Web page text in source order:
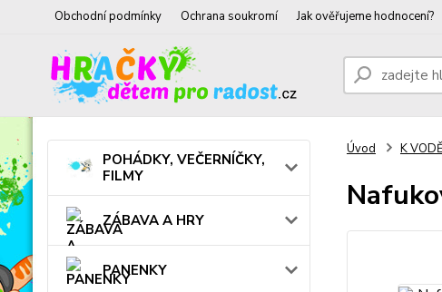
Obchodní podmínky Ochrana soukromí Jak ověřujeme hodnocení?
POHÁDKY, VEČERNÍČKY,
FILMY
ZÁBAVA A HRY
PANENKY
Úvod K